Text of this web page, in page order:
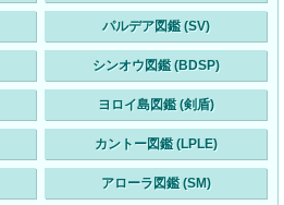
パルデア図鑑 (SV)
シンオウ図鑑 (BDSP)
ヨロイ島図鑑 (剣盾)
カントー図鑑 (LPLE)
アローラ図鑑 (SM)